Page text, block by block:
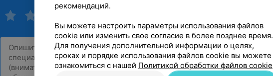
рекомендаций.
Вы можете настроить параметры использования файлов
cookie или изменить свое согласие в более позднее время.
Для получения дополнительной информации о целях,
сроках и порядке использования файлов cookie вы можете
ознакомиться с нашей Политикой обработки файлов cookie